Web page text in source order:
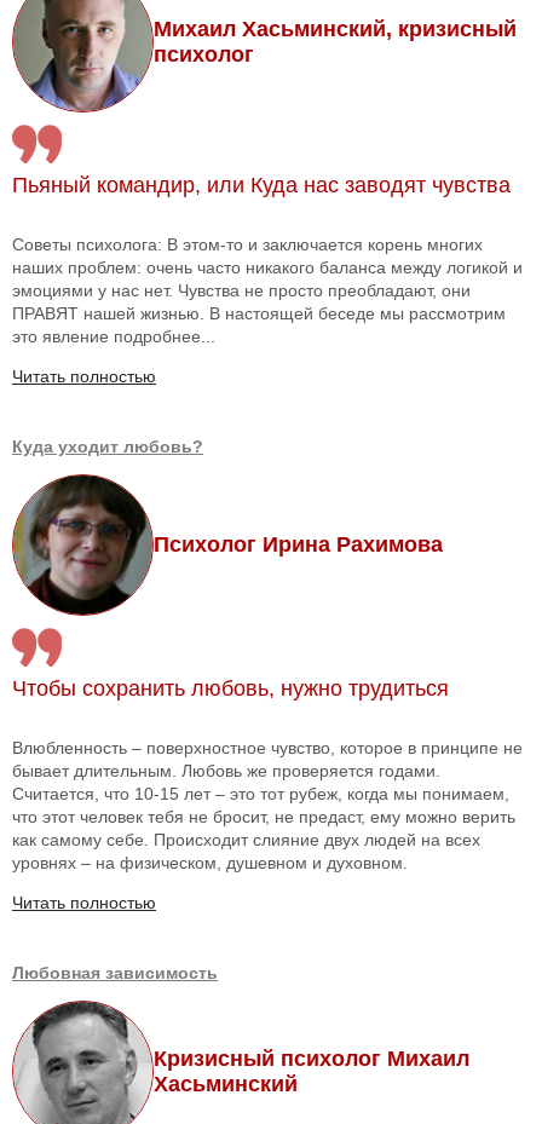
Михаил Хасьминский, кризисный
психолог
Пьяный командир, или Куда нас заводят чувства
Советы психолога: В этом-то и заключается корень многих
наших проблем: очень часто никакого баланса между логикой и
эмоциями у нас нет. Чувства не просто преобладают, они
ПРАВЯТ нашей жизнью. В настоящей беседе мы рассмотрим
это явление подробнее...
Читать полностью
Куда уходит любовь?
Психолог Ирина Рахимова
Чтобы сохранить любовь, нужно трудиться
Влюбленность – поверхностное чувство, которое в принципе не
бывает длительным. Любовь же проверяется годами.
Считается, что 10-15 лет – это тот рубеж, когда мы понимаем,
что этот человек тебя не бросит, не предаст, ему можно верить
как самому себе. Происходит слияние двух людей на всех
уровнях – на физическом, душевном и духовном.
Читать полностью
Любовная зависимость
Кризисный психолог Михаил
Хасьминский